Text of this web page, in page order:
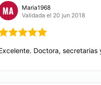
MA
Maria1968
Validada el 20 jun 2018
Doctora,